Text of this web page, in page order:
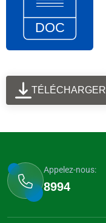
TÉLÉCHARGER
Appelez-nous:
8994